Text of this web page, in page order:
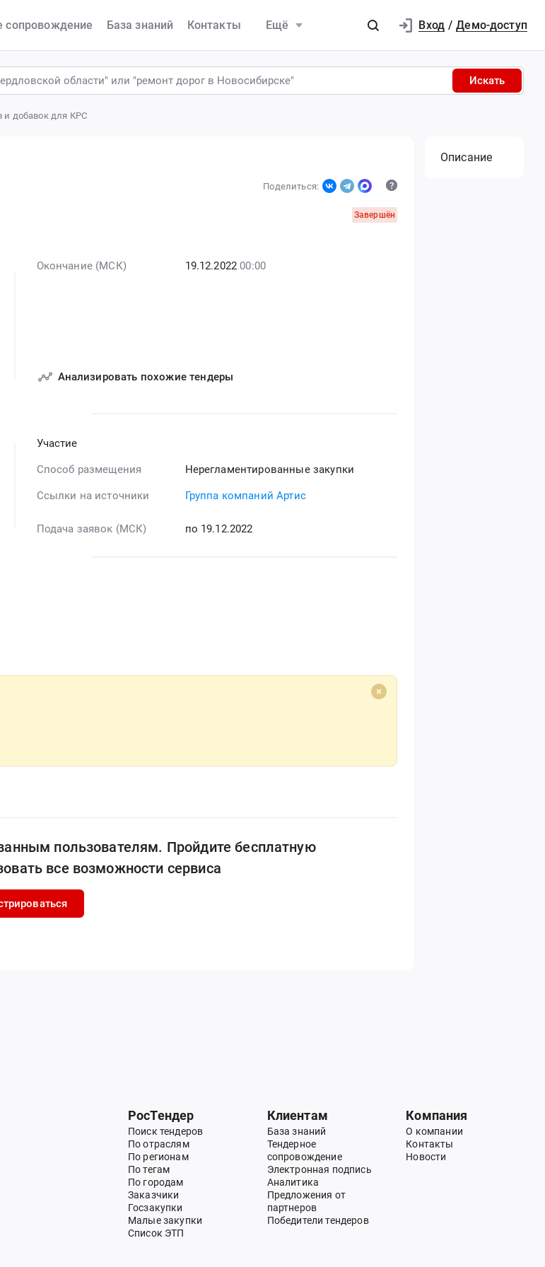
сопровождение База знаний Контакты Ещё Вход / Демо-доступ
Искать
и добавок для КРС
Поделиться:
Завершён
Окончание (МСК) 19.12.2022 00:00
Анализировать похожие тендеры
Участие
Способ размещения Нерегламентированные закупки
Ссылки на источники Группа компаний Артис
Подача заявок (МСК) по 19.12.2022
пользователям. Пройдите бесплатную
все возможности сервиса
Описание
РосТендер
Поиск тендеров
По отраслям
По регионам
По тегам
По городам
Заказчики
Госзакупки
Малые закупки
Список ЭТП
Клиентам
База знаний
Тендерное
сопровождение
Электронная подпись
Аналитика
Предложения от
партнеров
Победители тендеров
Компания
О компании
Контакты
Новости